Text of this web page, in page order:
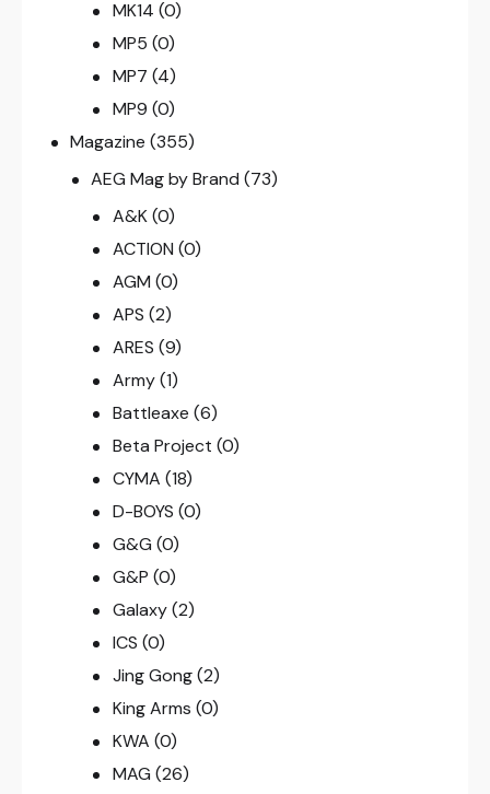
MK14 (0)
MP5 (0)
MP7 (4)
MP9 (0)
Magazine (355)
AEG Mag by Brand (73)
A&K (0)
ACTION (0)
AGM (0)
APS (2)
ARES (9)
Army (1)
Battleaxe (6)
Beta Project (0)
CYMA (18)
D-BOYS (0)
G&G (0)
G&P (0)
Galaxy (2)
ICS (0)
Jing Gong (2)
King Arms (0)
KWA (0)
MAG (26)